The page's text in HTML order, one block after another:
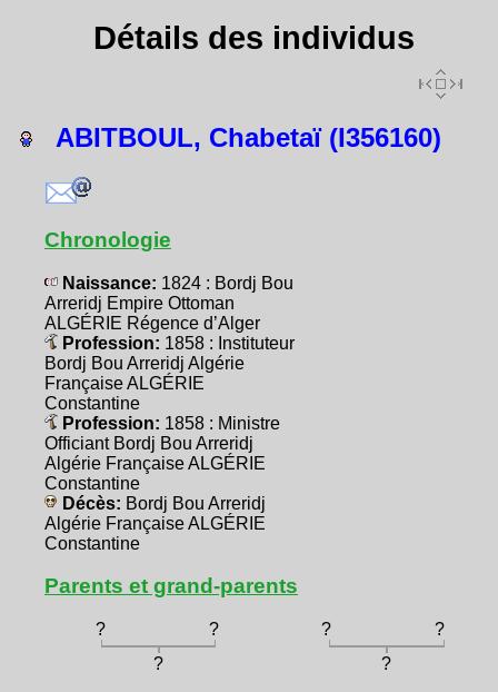
Détails des individus
ABITBOUL, Chabetaï (I356160)
Chronologie
Naissance: 1824 : Bordj Bou
Arreridj Empire Ottoman
ALGÉRIE Régence d’Alger
Profession: 1858 : Instituteur
Bordj Bou Arreridj Algérie
Française ALGÉRIE
Constantine
Profession: 1858 : Ministre
Officiant Bordj Bou Arreridj
Algérie Française ALGÉRIE
Constantine
Décès: Bordj Bou Arreridj
Algérie Française ALGÉRIE
Constantine
Parents et grand-parents
? ? ?
?
?
?